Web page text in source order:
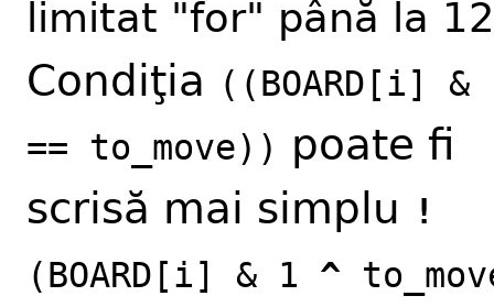
limitat "for" până la
Condiţia ((BOARD[i] &
== to_move)) poate fi
scrisă mai simplu
!
(BOARD[i] & 1 ^